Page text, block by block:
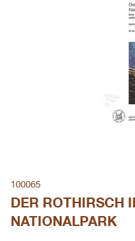
100065
DER ROTHIRSCH
NATIONALPARK